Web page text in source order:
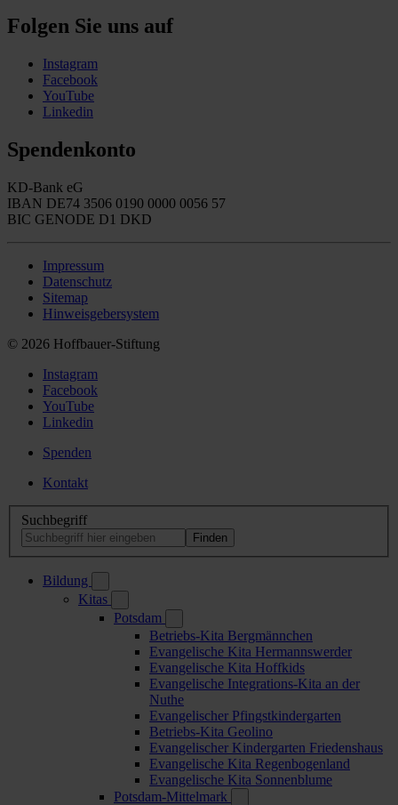
Folgen Sie uns auf
Instagram
Facebook
YouTube
Linkedin
Spendenkonto
KD-Bank eG
IBAN DE74 3506 0190 0000 0056 57
BIC GENODE D1 DKD
Impressum
Datenschutz
Sitemap
Hinweisgebersystem
© 2026 Hoffbauer-Stiftung
Instagram
Facebook
YouTube
Linkedin
Spenden
Kontakt
Suchbegriff
Bildung
Kitas
Potsdam
Betriebs-Kita Bergmännchen
Evangelische Kita Hermannswerder
Evangelische Kita Hoffkids
Evangelische Integrations-Kita an der
Nuthe
Evangelischer Pfingstkindergarten
Betriebs-Kita Geolino
Evangelischer Kindergarten Friedenshaus
Evangelische Kita Regenbogenland
Evangelische Kita Sonnenblume
Potsdam-Mittelmark